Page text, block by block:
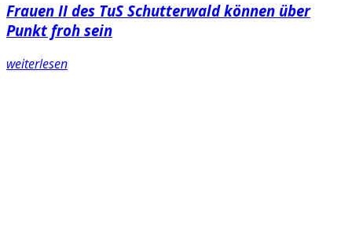
Frauen II des TuS Schutterwald können über
Punkt froh sein
weiterlesen